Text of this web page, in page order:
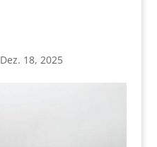
Dez. 18, 2025